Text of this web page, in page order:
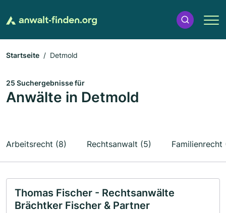
Startseite Detmold
25 Suchergebnisse für
Anwälte in Detmold
Arbeitsrecht (8) Rechtsanwalt (5) Familienrecht
Thomas Fischer - Rechtsanwälte
Brächtker Fischer & Partner